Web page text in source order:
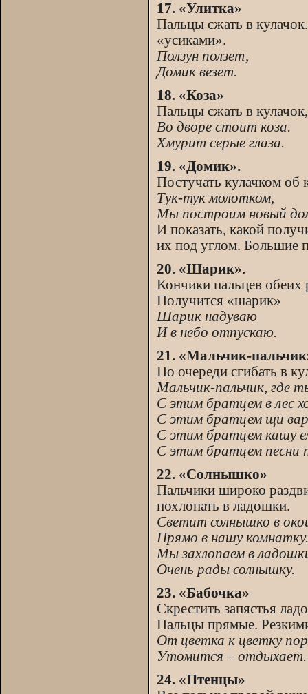
17. «Улитка»
Пальцы сжать в
«усиками».
Ползун ползет,
Домик везет.
18. «Коза»
Пальцы сжать в
Во дворе стоит коза.
Хмурит серые глаза.
19. «Домик».
Постучать кулачком об
Тук-тук молотком,
Мы построим новый
И показать, какой
их под углом. Большие
20. «Шарик».
Кончики пальцев обеих
Получится «шарик»
Шарик надуваю
И в небо отпускаю.
21. «Мальчик-
По очереди сгибать в
Мальчик-пальчик, где
С этим братцем в лес
С этим братцем щи
С этим братцем кашу
С этим братцем песни
22. «Солнышко»
Пальчики широко
похлопать в ладошки.
Светит солнышко в
Прямо в нашу комнатку.
Мы захлопаем в
Очень рады солнышку.
23. «Бабочка»
Скрестить запястья
Пальцы прямые.
От цветка к цветку
Утомится – отдыхает.
24. «Птенцы»